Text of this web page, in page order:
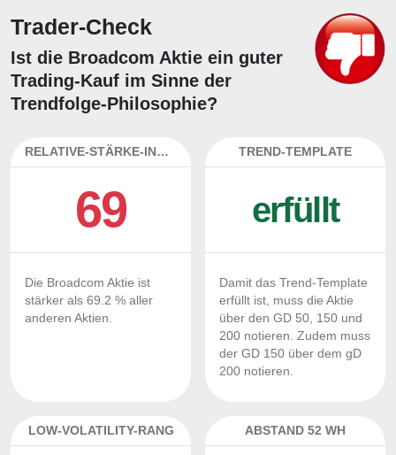
Trader-Check
Ist die Broadcom Aktie ein guter
Trading-Kauf im Sinne der
Trendfolge-Philosophie?
RELATIVE-STÄRKE-INDEX
69
Die Broadcom Aktie ist
stärker als 69.2 % aller
anderen Aktien.
TREND-TEMPLATE
erfüllt
Damit das Trend-Template
erfüllt ist, muss die Aktie
über den GD 50, 150 und
200 notieren. Zudem muss
der GD 150 über dem gD
200 notieren.
LOW-VOLATILITY-RANG ABSTAND 52 WH